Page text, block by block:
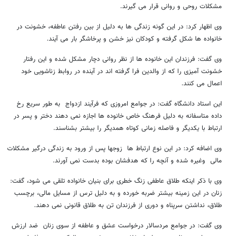
مشکلات روحی و روانی قرار می گیرند.
وی اظهار کرد: در این گونه زندگی ها به دلیل از بین رفتن عاطفه، خشونت در
خانواده ها شکل گرفته و کودکان نیز خشن و پرخاشگر بار می آیند.
وی گفت: فرزندان این خانوده ها از نظر روانی دچار مشکل شده و این رفتار
خشونت آمیزی را که از والدین فرا گرفته اند در آینده در روابط زناشویی خود
اعمال می کنند.
این استاد دانشگاه گفت: در جوامع امروزی که فرآیند ازدواج به طور سریع رخ
داده متاسفانه به دلیل فرهنگ خاص خانوده ها اجازه نمی دهند دختر و پسر در
ارتباط با یکدیگر و فاصله زمانی کوتاه همدیگر را بیشتر بشناسند.
وی اضافه کرد: در این نوع ارتباط ها زوجها پس از ورود به زندگی درگیر مشکلات
مالی وغیره شده و آنچه را که هدفشان بوده بدست نمی آورند.
وی با ذکر اینکه طلاق عاطفی زنگ خطری برای بنیان خانواده تلقی می شود، گفت:
زنان در این زمینه بیشتر ضربه خورده و به دلیل ترس از مسایل مالی، برچسب
طلاق، نداشتن سرپناه و دوری از فرزندان تن به طلاق قانونی نمی دهند.
وی گفت: در جوامع مردسالار درخواست عشق و عاطفه از سوی زنان ضد ارزش